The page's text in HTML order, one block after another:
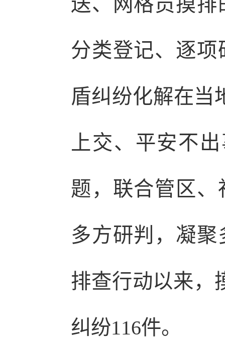
分类登记、逐
盾纠纷化解在当
上交、平安不
题，联合管区
多方研判，凝
排查行动以来，
纠纷116件。